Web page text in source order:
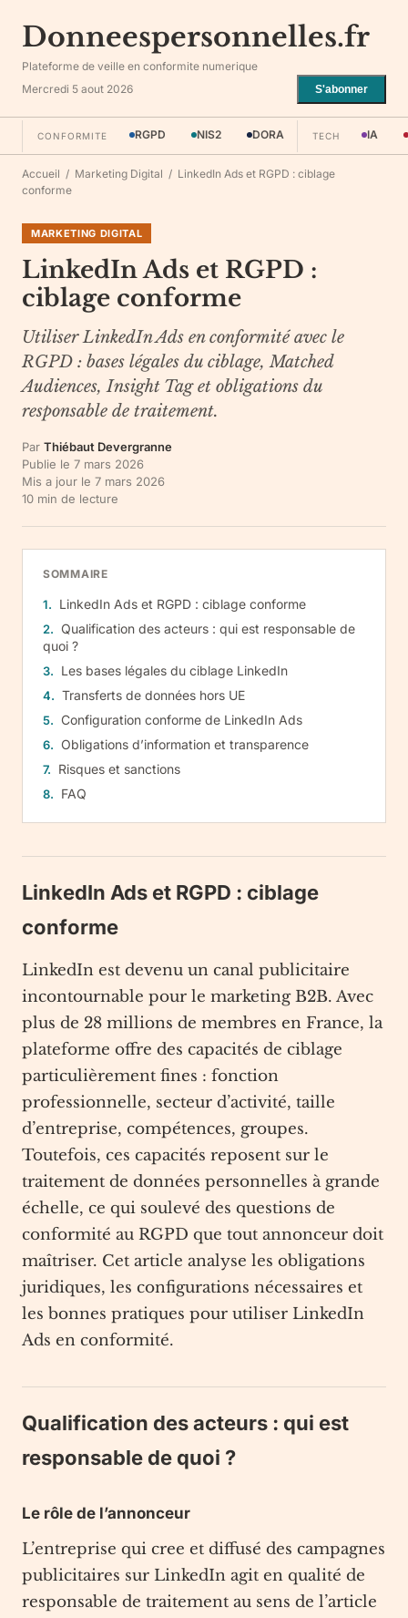
Donneespersonnelles.fr
Plateforme de veille en conformite numerique
Mercredi 5 aout 2026
S'abonner
CONFORMITE RGPD NIS2 DORA TECH IA
Accueil / Marketing Digital / LinkedIn Ads et RGPD : ciblage
conforme
MARKETING DIGITAL
LinkedIn Ads et RGPD :
ciblage conforme
Utiliser LinkedIn Ads en conformité avec le
RGPD : bases légales du ciblage, Matched
Audiences, Insight Tag et obligations du
responsable de traitement.
Par Thiébaut Devergranne
Publie le 7 mars 2026
Mis a jour le 7 mars 2026
10 min de lecture
SOMMAIRE
LinkedIn Ads et RGPD : ciblage conforme
Qualification des acteurs : qui est responsable de
quoi ?
Les bases légales du ciblage LinkedIn
Transferts de données hors UE
Configuration conforme de LinkedIn Ads
Obligations d’information et transparence
Risques et sanctions
FAQ
LinkedIn Ads et RGPD : ciblage
conforme
LinkedIn est devenu un canal publicitaire
incontournable pour le marketing B2B. Avec
plus de 28 millions de membres en France, la
plateforme offre des capacités de ciblage
particulièrement fines : fonction
professionnelle, secteur d’activité, taille
d’entreprise, compétences, groupes.
Toutefois, ces capacités reposent sur le
traitement de données personnelles à grande
échelle, ce qui soulevé des questions de
conformité au RGPD que tout annonceur doit
maîtriser. Cet article analyse les obligations
juridiques, les configurations nécessaires et
les bonnes pratiques pour utiliser LinkedIn
Ads en conformité.
Qualification des acteurs : qui est
responsable de quoi ?
Le rôle de l’annonceur
L’entreprise qui cree et diffusé des campagnes
publicitaires sur LinkedIn agit en qualité de
responsable de traitement au sens de l’article